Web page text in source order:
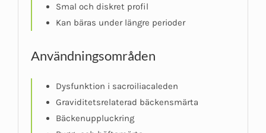
Smal och diskret profil
Kan bäras under längre perioder
Användningsområden
Dysfunktion i sacroiliacaleden
Graviditetsrelaterad bäckensmärta
Bäckenuppluckring